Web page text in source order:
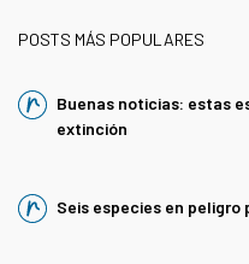
POSTS MÁS POPULARES
Buenas noticias: estas
extinción
Seis especies en